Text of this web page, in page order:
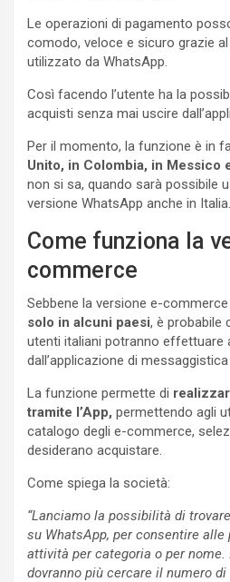
Le operazioni di pagamento
comodo, veloce e sicuro grazie
utilizzato da WhatsApp.
Così facendo l’utente ha la
acquisti senza mai uscire
Per il momento, la funzione è in
Unito, in Colombia, in Messico
non si sa, quando sarà possibile
versione WhatsApp anche in Italia.
Come funziona la
commerce
Sebbene la versione e-
solo in alcuni paesi, è probabile
utenti italiani potranno effettuare
dall’applicazione di
La funzione permette di
tramite l’App, permettendo agli
catalogo degli e-commerce,
desiderano acquistare.
Come spiega la società:
“Lanciamo la possibilità di
su WhatsApp, per consentire alle
attività per categoria o per nome.
dovranno più cercare il numero